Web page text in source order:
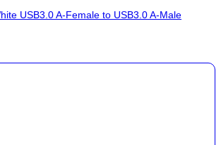
USB3.0 A-Female to USB3.0 A-Male